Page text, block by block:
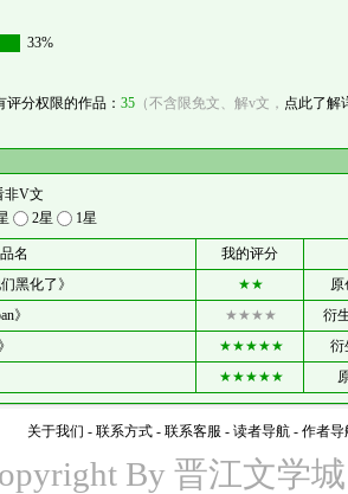
33%
评分权限的作品： 35 （不含限免文、解v文， 点此了解
非V文
2星 1星
名
我的评分
黑化了》
★★
》
★★★★
衍
★★★★★
衍
★★★★★
关于我们 - 联系方式 - 联系客服 - 读者导航 - 作者导
By 晋江文学